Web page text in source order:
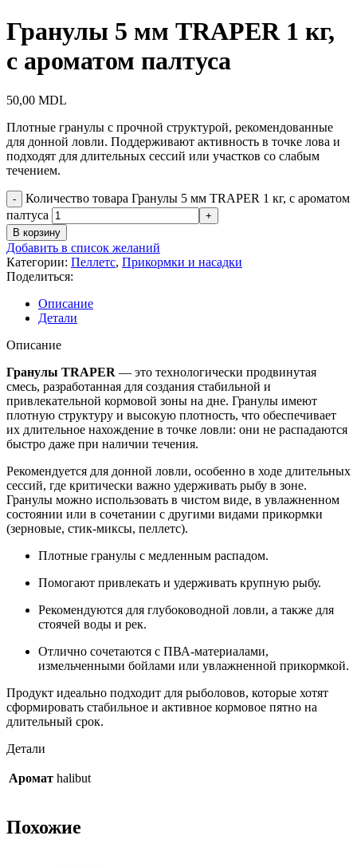
Гранулы 5 мм TRAPER 1 кг,
с ароматом палтуса
50,00 MDL
Плотные гранулы с прочной структурой, рекомендованные
для донной ловли. Поддерживают активность в точке лова и
подходят для длительных сессий или участков со слабым
течением.
Количество товара Гранулы 5 мм TRAPER 1 кг, с ароматом
палтуса
В корзину
Добавить в список желаний
Категории: Пеллетс, Прикормки и насадки
Поделиться:
Описание
Детали
Описание
Гранулы TRAPER — это технологически продвинутая
смесь, разработанная для создания стабильной и
привлекательной кормовой зоны на дне. Гранулы имеют
плотную структуру и высокую плотность, что обеспечивает
их длительное нахождение в точке ловли: они не распадаются
быстро даже при наличии течения.
Рекомендуется для донной ловли, особенно в ходе длительных
сессий, где критически важно удерживать рыбу в зоне.
Гранулы можно использовать в чистом виде, в увлажненном
состоянии или в сочетании с другими видами прикормки
(зерновые, стик-миксы, пеллетс).
Плотные гранулы с медленным распадом.
Помогают привлекать и удерживать крупную рыбу.
Рекомендуются для глубоководной ловли, а также для
стоячей воды и рек.
Отлично сочетаются с ПВА-материалами,
измельченными бойлами или увлажненной прикормкой.
Продукт идеально подходит для рыболовов, которые хотят
сформировать стабильное и активное кормовое пятно на
длительный срок.
Детали
Аромат halibut
Похожие